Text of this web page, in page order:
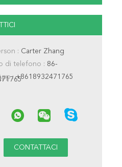
: Carter Zhang
di telefono : 86-
:+8618932471765